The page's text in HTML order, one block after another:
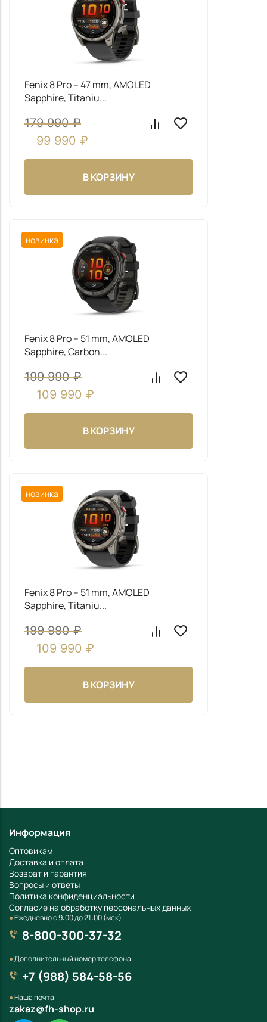
Fenix 8 Pro – 47 mm, AMOLED
179 990₽
99 990₽
Fenix 8 Pro – 51 mm, AMOLED
199 990₽
109 990
Fenix 8 Pro – 51 mm, AMOLED
199 990₽
109 990
Информация
Оптовикам
Доставка и оплата
Возврат и гарантия
Вопросы и ответы
Политика конфиденциальности
Согласие на обработку персональных данных
●Ежедневно с 9:00 до 21:00 (мск)
8-800-300-37-32
●Дополнительный номер телефона
+7 (988) 584-58-56
●Наша почта
zakaz@fh-shop.ru
Заказать звонок
чтобы ответить на все ваши вопросы
Даю согласие на обработкумоих персональных
данных
ОТПРАВИТЬ